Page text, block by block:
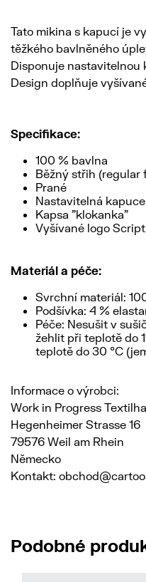
Tato mikina s kapucí je
těžkého bavlněného
Disponuje nastavitelnou
Design doplňuje
Specifikace:
100 % bavlna
Běžný střih (regular
Prané
Nastavitelná kapuce
Kapsa "klokanka"
Vyšívané logo Script
Materiál a péče:
Svrchní materiál:
Podšívka: 4 %
Péče: Nesušit v
žehlit při teplotě do
teplotě do 30 °C
Informace o výrobci:
Work in Progress
Hegenheimer Strasse 16
79576 Weil am Rhein
Německo
Kontakt:
Podobné